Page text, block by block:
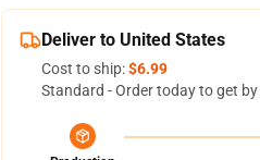
Deliver to United States
Cost to ship:$6.99
Standard - Order today to get by